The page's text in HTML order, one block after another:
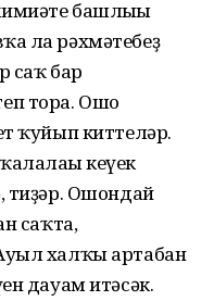
башлығы
ла рәхмәтебеҙ
саҡ бар
тора. Ошо
ҡуйып киттеләр.
кеүек
тиҙәр. Ошондай
саҡта,
халҡы артабан
дауам итәсәк.